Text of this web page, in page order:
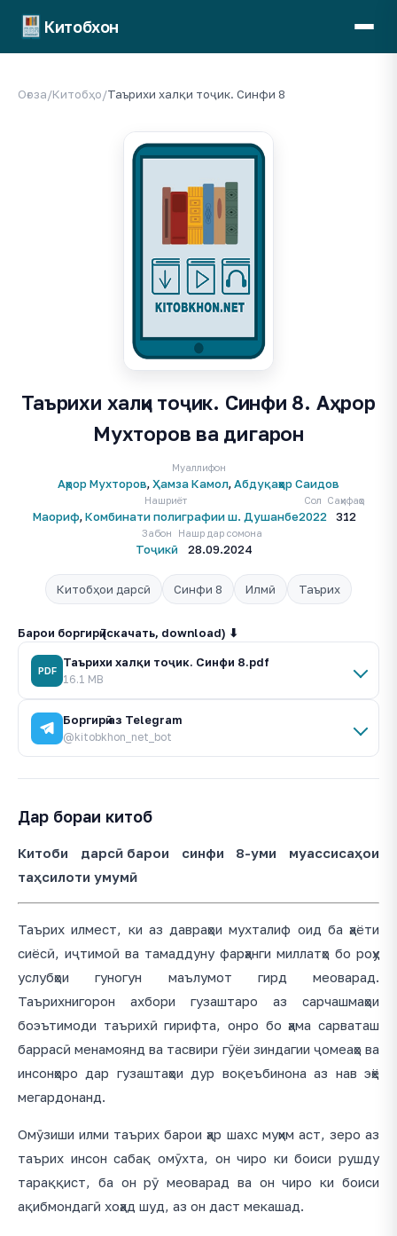
Китобхон
Оғоза/Китобҳо/Таърихи халқи тоҷик. Синфи 8
Барои боргирӣ (скачать, download) ⬇
PDF
Таърихи халқи тоҷик. Синфи 8.pdf
16.1 MB
Боргирӣ аз Telegram
@kitobkhon_net_bot
Таърихи халқи тоҷик. Синфи 8. Аҳрор
Мухторов ва дигарон
Муаллифон
Аҳрор Мухторов,Ҳамза Камол,Абдуқаҳҳор Саидов
Нашриёт
Маориф,Комбинати полиграфии ш. Душанбе
Сол
2022
Саҳифаҳо
312
Забон
Тоҷикӣ
Нашр дар сомона
28.09.2024
Китобҳои дарсӣ Синфи 8 Илмӣ Таърих
Дар бораи китоб
Китоби дарсӣ барои синфи 8-уми муассисаҳои
таҳсилоти умумӣ.
Таърих илмест, ки аз давраҳои мухталиф оид ба ҳаёти
сиёсӣ, иҷтимоӣ ва тамаддуну фарҳанги миллатҳо бо роҳу
услубҳои гуногун маълумот гирд меоварад.
Таърихнигорон ахбори гузаштаро аз сарчашмаҳои
боэътимоди таърихӣ гирифта, онро бо ҳама сарваташ
баррасӣ менамоянд ва тасвири гӯёи зиндагии ҷомеаҳо ва
инсонҳоро дар гузаштаҳои дур воқеъбинона аз нав эҳё
мегардонанд.
Омӯзиши илми таърих барои ҳар шахс муҳим аст, зеро аз
таърих инсон сабақ омӯхта, он чиро ки боиси рушду
тараққист, ба он рӯ меоварад ва он чиро ки боиси
ақибмондагӣ хоҳад шуд, аз он даст мекашад.